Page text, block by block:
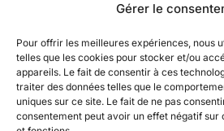
Gérer le
Pour offrir les meilleures expériences, nous
telles que les cookies pour stocker et/ou
appareils. Le fait de consentir à ces
traiter des données telles que le
uniques sur ce site. Le fait de ne pas
consentement peut avoir un effet négatif
Conditions Générales